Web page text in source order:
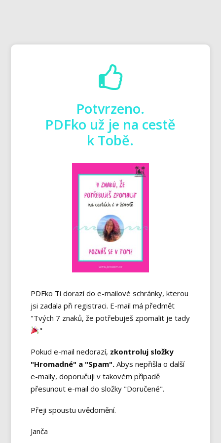
Potvrzeno.
PDFko už je na cestě
k Tobě.
PDFko Ti dorazí do e-mailové schránky, kterou
jsi zadala při registraci. E-mail má předmět
"Tvých 7 znaků, že potřebuješ zpomalit je tady
"
Pokud e-mail nedorazí, zkontroluj složky
"Hromadné" a "Spam". Abys nepřišla o další
e-maily, doporučuji v takovém případě
přesunout e-mail do složky "Doručené".
Přeji spoustu uvědomění.
Janča